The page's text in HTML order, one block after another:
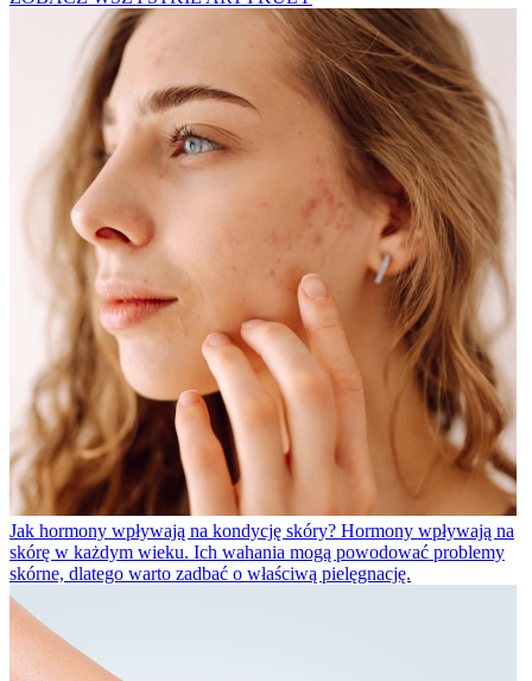
Jak hormony wpływają na kondycję skóry? Hormony wpływają na
skórę w każdym wieku. Ich wahania mogą powodować problemy
skórne, dlatego warto zadbać o właściwą pielęgnację.